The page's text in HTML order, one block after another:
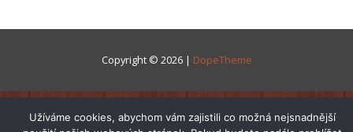
Copyright © 2026 | DopeTheme
Užíváme cookies, abychom vám zajistili co možná nejsnadnější